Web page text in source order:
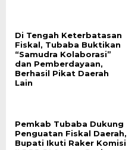
Di Tengah Keterbatasan
Fiskal, Tubaba Buktikan
“Samudra Kolaborasi”
dan Pemberdayaan,
Berhasil Pikat Daerah
Lain
Pemkab Tubaba Dukung
Penguatan Fiskal Daerah,
Bupati Ikuti Raker Komisi